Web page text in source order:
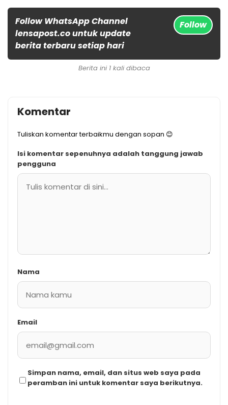
Follow WhatsApp Channel
lensapost.co untuk update
berita terbaru setiap hari
Follow
Berita ini 1 kali dibaca
Komentar
Tuliskan komentar terbaikmu dengan sopan 😊
Isi komentar sepenuhnya adalah tanggung jawab
pengguna
Nama
Email
Simpan nama, email, dan situs web saya pada
peramban ini untuk komentar saya berikutnya.